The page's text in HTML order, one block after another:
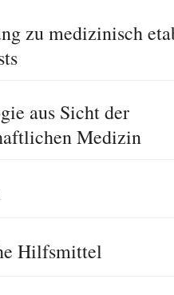
zu medizinisch
aus Sicht der
Medizin
Hilfsmittel